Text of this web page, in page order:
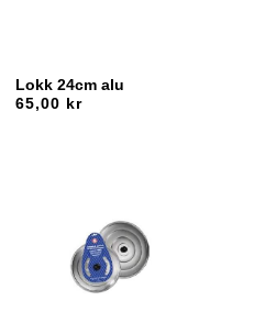
Lokk 24cm alu
65,00 kr